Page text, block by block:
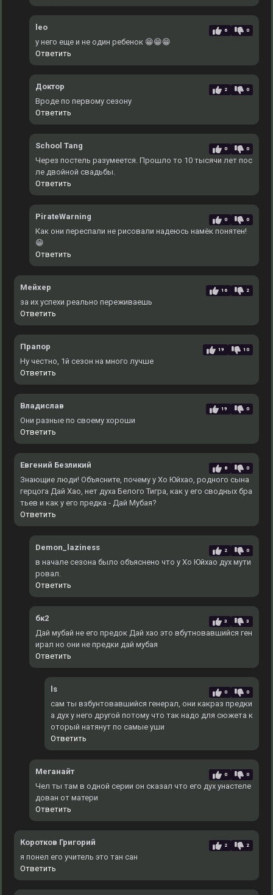
leo 6 0
у него еще и не один ребенок 😁😁😁
Ответить
Доктор 2 0
Вроде по первому сезону
Ответить
School Tang 0 0
Через постель разумеется. Прошло то 10 тысячи лет пос
ле двойной свадьбы.
Ответить
PirateWarning 0 0
Как они переспали не рисовали надеюсь намёк понятен!
😁
Ответить
Мейхер 16 2
за их успехи реально переживаешь
Ответить
Прапор 19 10
Ну честно, 1й сезон на много лучше
Ответить
Владислав 19 0
Они разные по своему хороши
Ответить
Евгений Безликий 8 0
Знающие люди! Объясните, почему у Хо Юйхао, родного сына
герцога Дай Хао, нет духа Белого Тигра, как у его сводных бра
тьев и как у его предка - Дай Мубая?
Ответить
Demon_laziness 2 0
в начале сезона было объяснено что у Хо Юйхао дух мути
ровал.
Ответить
бк2 3 3
Дай мубай не его предок Дай хао это вбутновавшийся ген
ирал но они не предки дай мубая
Ответить
ls 0 0
сам ты взбунтовавшийся генерал, они какраз предки
а дух у него другой потому что так надо для сюжета к
оторый натянут по самые уши
Ответить
Меганайт 0 0
Чел ты там в одной серии он сказал что его дух унастеле
дован от матери
Ответить
Коротков Григорий 2 2
я понел его учитель это тан сан
Ответить